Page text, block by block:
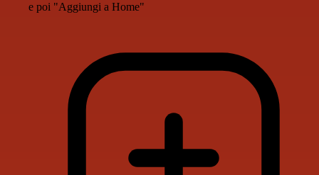
e poi "Aggiungi a Home"